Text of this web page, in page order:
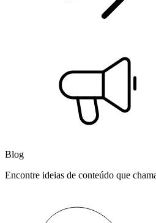
Blog
Encontre ideias de conteúdo que